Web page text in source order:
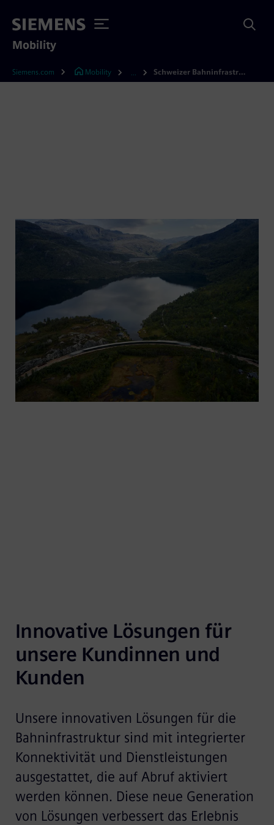
Mobility
Siemens.com Mobility Schweizer Bahninfrastruktur: Digitale Innovationen für Zuverlässigkeit & Effizienz
Innovative Lösungen für
unsere Kundinnen und
Kunden
Unsere innovativen Lösungen für die
Bahninfrastruktur sind mit integrierter
Konnektivität und Dienstleistungen
ausgestattet, die auf Abruf aktiviert
werden können. Diese neue Generation
von Lösungen verbessert das Erlebnis